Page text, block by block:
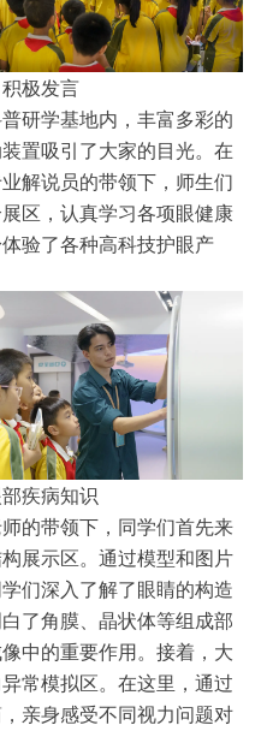
极发言
研学基地内，丰富多彩的
置吸引了大家的目光。在
解说员的带领下，师生们
区，认真学习各项眼健康
验了各种高科技护眼产
疾病知识
的带领下，同学们首先来
展示区。通过模型和图片
们深入了解了眼睛的构造
了角膜、晶状体等组成部
中的重要作用。接着，大
常模拟区。在这里，通过
亲身感受不同视力问题对